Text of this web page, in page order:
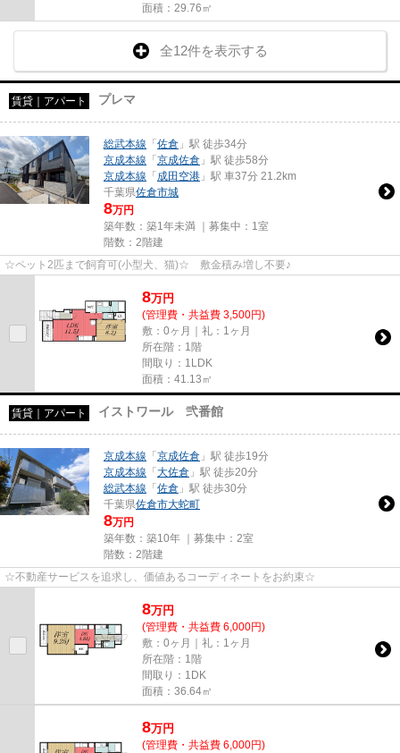
面積：29.76㎡
全12件を表示する
賃貸｜アパート プレマ
総武本線 「 佐倉 」駅 徒歩34分
京成本線 「 京成佐倉 」駅 徒歩58分
京成本線 「 成田空港 」駅 車37分 21.2km
千葉県佐倉市城
8万円
築年数：築1年未満 ｜募集中： 1室
階数：2階建
☆ペット2匹まで飼育可(小型犬、猫)☆ 敷金積み増し不要♪
8万円
(管理費・共益費 3,500円)
敷：0ヶ月｜礼：1ヶ月
所在階：1階
間取り：1LDK
面積：41.13㎡
賃貸｜アパート イストワール 弐番館
京成本線 「 京成佐倉 」駅 徒歩19分
京成本線 「 大佐倉 」駅 徒歩20分
総武本線 「 佐倉 」駅 徒歩30分
千葉県佐倉市大蛇町
8万円
築年数：築10年 ｜募集中： 2室
階数：2階建
☆不動産サービスを追求し、価値あるコーディネートをお約束☆
8万円
(管理費・共益費 6,000円)
敷：0ヶ月｜礼：1ヶ月
所在階：1階
間取り：1DK
面積：36.64㎡
8万円
(管理費・共益費 6,000円)